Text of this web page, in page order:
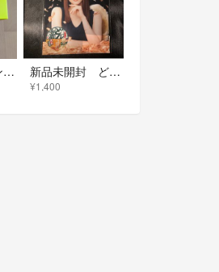
チキンラーメンストックバッグ 新品未開封 どん兵衛 どんぎつね 吉岡里帆 クリアファイル
¥1,400